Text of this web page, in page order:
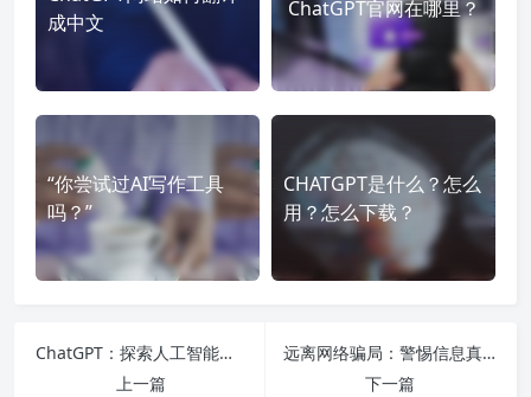
成中文
ChatGPT官网在哪里？
“你尝试过AI写作工具
吗？”
CHATGPT是什么？怎么
用？怎么下载？
ChatGPT：探索人工智能未来，释放无限可能！
上一篇
远离网络骗局：警惕信息真实性，保护个人信息，强密码防病毒。
下一篇